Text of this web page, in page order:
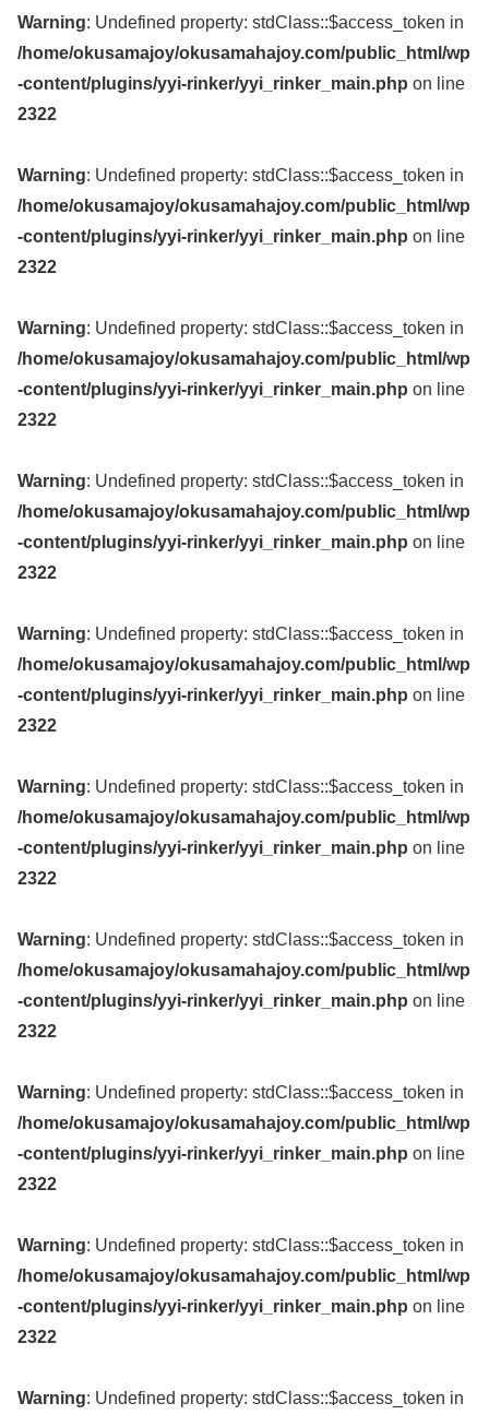
Warning: Undefined property: stdClass::$access_token in
/home/okusamajoy/okusamahajoy.com/public_html/wp
-content/plugins/yyi-rinker/yyi_rinker_main.php on line
2322
Warning: Undefined property: stdClass::$access_token in
/home/okusamajoy/okusamahajoy.com/public_html/wp
-content/plugins/yyi-rinker/yyi_rinker_main.php on line
2322
Warning: Undefined property: stdClass::$access_token in
/home/okusamajoy/okusamahajoy.com/public_html/wp
-content/plugins/yyi-rinker/yyi_rinker_main.php on line
2322
Warning: Undefined property: stdClass::$access_token in
/home/okusamajoy/okusamahajoy.com/public_html/wp
-content/plugins/yyi-rinker/yyi_rinker_main.php on line
2322
Warning: Undefined property: stdClass::$access_token in
/home/okusamajoy/okusamahajoy.com/public_html/wp
-content/plugins/yyi-rinker/yyi_rinker_main.php on line
2322
Warning: Undefined property: stdClass::$access_token in
/home/okusamajoy/okusamahajoy.com/public_html/wp
-content/plugins/yyi-rinker/yyi_rinker_main.php on line
2322
Warning: Undefined property: stdClass::$access_token in
/home/okusamajoy/okusamahajoy.com/public_html/wp
-content/plugins/yyi-rinker/yyi_rinker_main.php on line
2322
Warning: Undefined property: stdClass::$access_token in
/home/okusamajoy/okusamahajoy.com/public_html/wp
-content/plugins/yyi-rinker/yyi_rinker_main.php on line
2322
Warning: Undefined property: stdClass::$access_token in
/home/okusamajoy/okusamahajoy.com/public_html/wp
-content/plugins/yyi-rinker/yyi_rinker_main.php on line
2322
Warning: Undefined property: stdClass::$access_token in